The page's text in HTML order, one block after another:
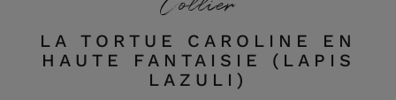
LA TORTUE CAROLINE EN
HAUTE FANTAISIE (LAPIS
LAZULI)